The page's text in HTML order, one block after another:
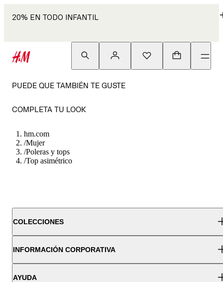
20% EN TODO INFANTIL
PUEDE QUE TAMBIÉN TE GUSTE
COMPLETA TU LOOK
hm.com
/Mujer
/Poleras y tops
/Top asimétrico
COLECCIONES
INFORMACIÓN CORPORATIVA
AYUDA